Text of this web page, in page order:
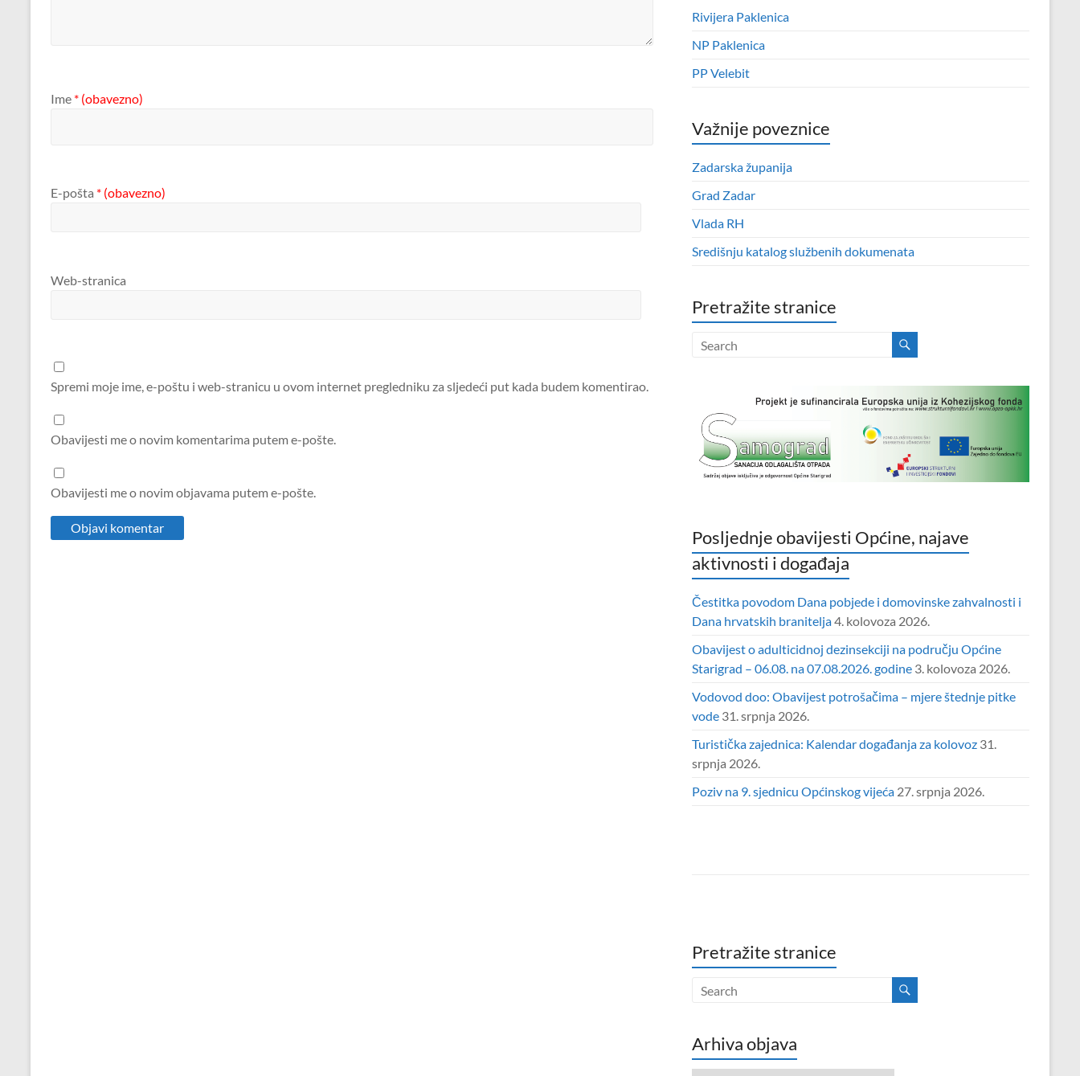
Ime * (obavezno)
E-pošta * (obavezno)
Web-stranica
Spremi moje ime, e-poštu i web-stranicu u ovom internet pregledniku za sljedeći put kada budem komentirao.
Obavijesti me o novim komentarima putem e-pošte.
Obavijesti me o novim objavama putem e-pošte.
Rivijera Paklenica
NP Paklenica
PP Velebit
Važnije poveznice
Zadarska županija
Grad Zadar
Vlada RH
Središnju katalog službenih dokumenata
Pretražite stranice
Posljednje obavijesti Općine, najave
aktivnosti i događaja
Čestitka povodom Dana pobjede i domovinske zahvalnosti i
Dana hrvatskih branitelja4. kolovoza 2026.
Obavijest o adulticidnoj dezinsekciji na području Općine
Starigrad – 06.08. na 07.08.2026. godine 3. kolovoza 2026.
Vodovod doo: Obavijest potrošačima – mjere štednje pitke
vode 31. srpnja 2026.
Turistička zajednica: Kalendar događanja za kolovoz 31.
srpnja 2026.
Poziv na 9. sjednicu Općinskog vijeća 27. srpnja 2026.
Pretražite stranice
Arhiva objava